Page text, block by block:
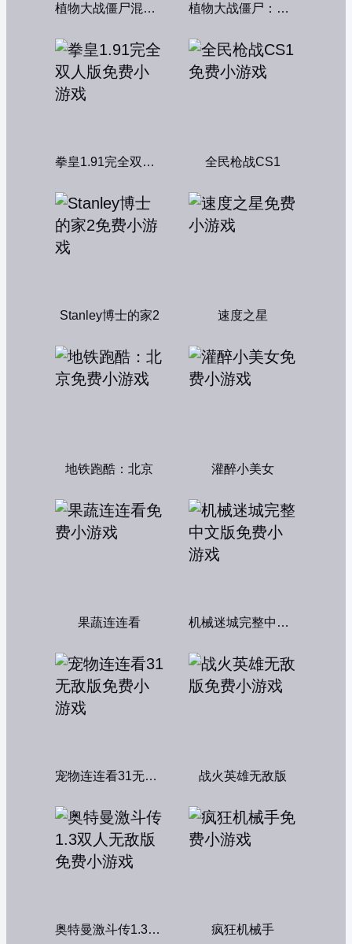
植物大战僵尸混合版 植物大战僵尸：融合变种
拳皇1.91完全双人版 全民枪战CS1
Stanley博士的家2 速度之星
地铁跑酷：北京 灌醉小美女
果蔬连连看 机械迷城完整中文版
宠物连连看31无敌版 战火英雄无敌版
奥特曼激斗传1.3双人无敌版 疯狂机械手